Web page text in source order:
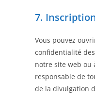
7.
Vous pouvez
confidentialité
notre site web ou
responsable de
de la divulgation